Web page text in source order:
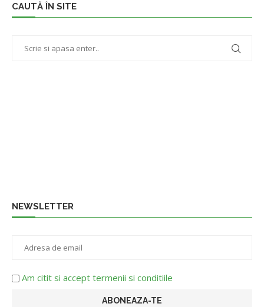
CAUTĂ ÎN SITE
NEWSLETTER
Am citit si accept termenii si conditiile